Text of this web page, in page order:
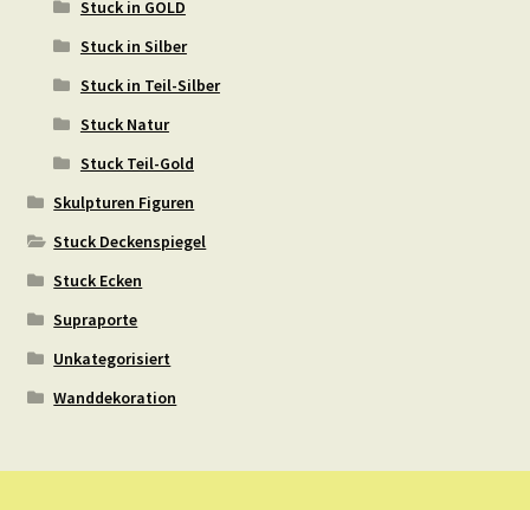
Stuck in GOLD
Stuck in Silber
Stuck in Teil-Silber
Stuck Natur
Stuck Teil-Gold
Skulpturen Figuren
Stuck Deckenspiegel
Stuck Ecken
Supraporte
Unkategorisiert
Wanddekoration